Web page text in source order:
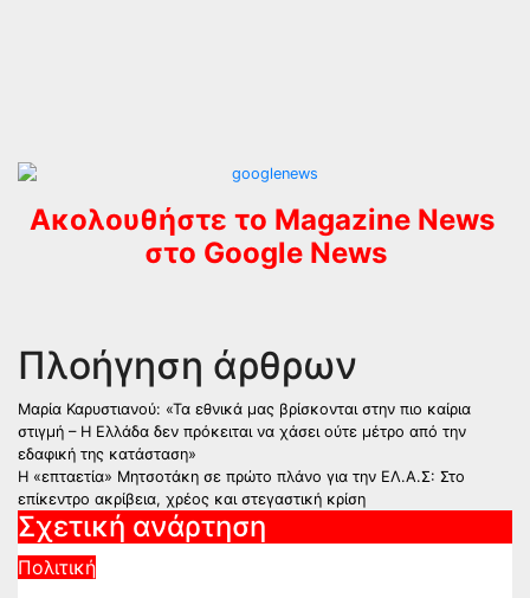
Ακολουθήστε το Magazine News
στο Google News
Πλοήγηση άρθρων
Μαρία Καρυστιανού: «Τα εθνικά μας βρίσκονται στην πιο καίρια
στιγμή – Η Ελλάδα δεν πρόκειται να χάσει ούτε μέτρο από την
εδαφική της κατάσταση»
Η «επταετία» Μητσοτάκη σε πρώτο πλάνο για την ΕΛ.Α.Σ: Στο
επίκεντρο ακρίβεια, χρέος και στεγαστική κρίση
Σχετική ανάρτηση
Πολιτική